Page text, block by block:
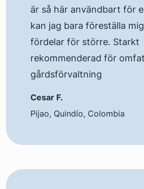
är så här användbart för
kan jag bara föreställa
fördelar för större. Starkt
rekommenderad för
gårdsförvaltning
Cesar F.
Pijao, Quindío, Colombia